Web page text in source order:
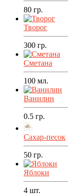
80 гр.
Творог
300 гр.
Сметана
100 мл.
Ванилин
0.5 гр.
Сахар-песок
50 гр.
Яблоки
4 шт.